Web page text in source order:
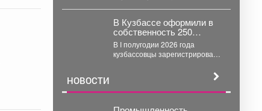
неё пришлось...
В Кузбассе оформили в
собственность 250
гаражей за полгода в
рамках «гаражной
амнистии»
В I полугодии 2026 года
кузбассовцы зарегистрировали
НОВОСТИ